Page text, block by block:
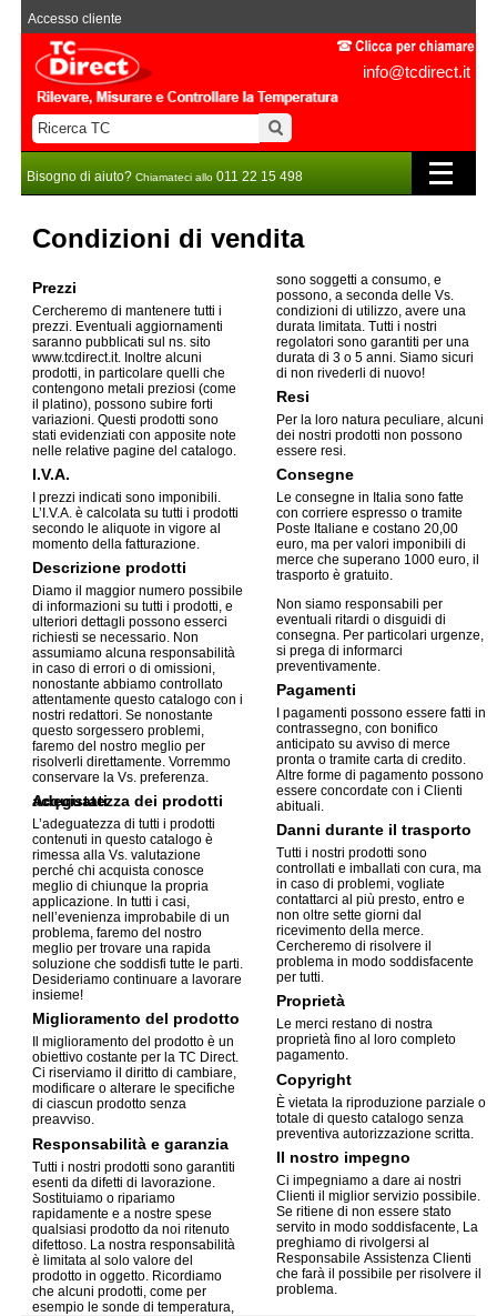
info@tcdirect.it
Accesso cliente
Bisogno di aiuto? Chiamateci allo 011 22 15 498
Condizioni di vendita
Prezzi
Cercheremo di mantenere tutti i
prezzi. Eventuali aggiornamenti
saranno pubblicati sul ns. sito
www.tcdirect.it. Inoltre alcuni
prodotti, in particolare quelli che
contengono metali preziosi (come
il platino), possono subire forti
variazioni. Questi prodotti sono
stati evidenziati con apposite note
nelle relative pagine del catalogo.
I.V.A.
I prezzi indicati sono imponibili.
L’I.V.A. è calcolata su tutti i prodotti
secondo le aliquote in vigore al
momento della fatturazione.
Descrizione prodotti
Diamo il maggior numero possibile
di informazioni su tutti i prodotti, e
ulteriori dettagli possono esserci
richiesti se necessario. Non
assumiamo alcuna responsabilità
in caso di errori o di omissioni,
nonostante abbiamo controllato
attentamente questo catalogo con i
nostri redattori. Se nonostante
questo sorgessero problemi,
faremo del nostro meglio per
risolverli direttamente. Vorremmo
conservare la Vs. preferenza.
Adeguatezza dei prodotti acquistati
L’adeguatezza di tutti i prodotti
contenuti in questo catalogo è
rimessa alla Vs. valutazione
perché chi acquista conosce
meglio di chiunque la propria
applicazione. In tutti i casi,
nell’evenienza improbabile di un
problema, faremo del nostro
meglio per trovare una rapida
soluzione che soddisfi tutte le parti.
Desideriamo continuare a lavorare
insieme!
Miglioramento del prodotto
Il miglioramento del prodotto è un
obiettivo costante per la TC Direct.
Ci riserviamo il diritto di cambiare,
modificare o alterare le specifiche
di ciascun prodotto senza
preavviso.
Responsabilità e garanzia
Tutti i nostri prodotti sono garantiti
esenti da difetti di lavorazione.
Sostituiamo o ripariamo
rapidamente e a nostre spese
qualsiasi prodotto da noi ritenuto
difettoso. La nostra responsabilità
è limitata al solo valore del
prodotto in oggetto. Ricordiamo
che alcuni prodotti, come per
esempio le sonde di temperatura,
sono soggetti a consumo, e
possono, a seconda delle Vs.
condizioni di utilizzo, avere una
durata limitata. Tutti i nostri
regolatori sono garantiti per una
durata di 3 o 5 anni. Siamo sicuri
di non rivederli di nuovo!
Resi
Per la loro natura peculiare, alcuni
dei nostri prodotti non possono
essere resi.
Consegne
Le consegne in Italia sono fatte
con corriere espresso o tramite
Poste Italiane e costano 20,00
euro, ma per valori imponibili di
merce che superano 1000 euro, il
trasporto è gratuito.
Non siamo responsabili per
eventuali ritardi o disguidi di
consegna. Per particolari urgenze,
si prega di informarci
preventivamente.
Pagamenti
I pagamenti possono essere fatti in
contrassegno, con bonifico
anticipato su avviso di merce
pronta o tramite carta di credito.
Altre forme di pagamento possono
essere concordate con i Clienti
abituali.
Danni durante il trasporto
Tutti i nostri prodotti sono
controllati e imballati con cura, ma
in caso di problemi, vogliate
contattarci al più presto, entro e
non oltre sette giorni dal
ricevimento della merce.
Cercheremo di risolvere il
problema in modo soddisfacente
per tutti.
Proprietà
Le merci restano di nostra
proprietà fino al loro completo
pagamento.
Copyright
È vietata la riproduzione parziale o
totale di questo catalogo senza
preventiva autorizzazione scritta.
Il nostro impegno
Ci impegniamo a dare ai nostri
Clienti il miglior servizio possibile.
Se ritiene di non essere stato
servito in modo soddisfacente, La
preghiamo di rivolgersi al
Responsabile Assistenza Clienti
che farà il possibile per risolvere il
problema.